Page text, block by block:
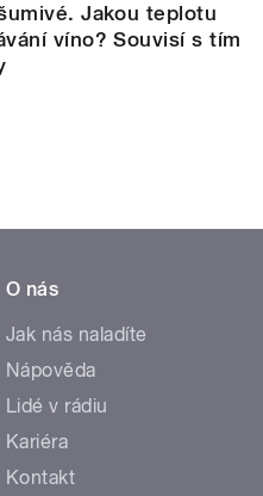
Jakou teplotu
víno? Souvisí s tím
O nás
Jak nás naladíte
Nápověda
Lidé v rádiu
Kariéra
Kontakt